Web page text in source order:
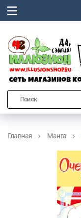
Главная Манга